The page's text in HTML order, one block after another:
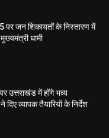
पर जन शिकायतों के निस्तारण में
मुख्यमंत्री धामी
उत्तराखंड में होंगे भव्य
व्यापक तैयारियों के निर्देश